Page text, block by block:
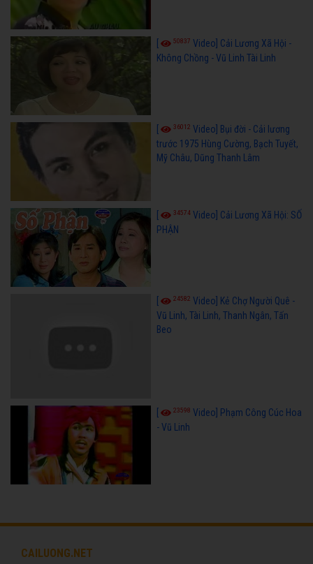
50837 Video] Cải Lương Xã Hội -
Không Chồng - Vũ Linh Tài Linh
36012 Video] Bụi đời - Cải lương
trước 1975 Hùng Cường, Bạch Tuyết,
Mỹ Châu, Dũng Thanh Lâm
34574 Video] Cải Lương Xã Hội: SỐ
PHẬN
24582 Video] Kẻ Chợ Người Quê -
Vũ Linh, Tài Linh, Thanh Ngân, Tấn
Beo
23598 Video] Phạm Công Cúc Hoa
- Vũ Linh
CAILUONG.NET